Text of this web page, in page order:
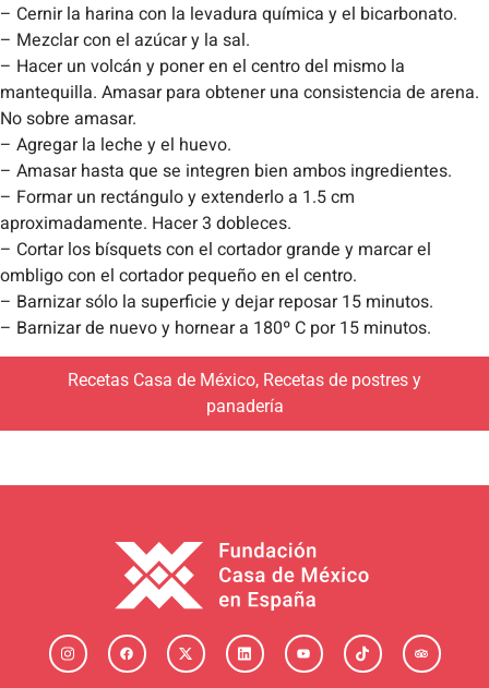
– Cernir la harina con la levadura química y el bicarbonato.
– Mezclar con el azúcar y la sal.
– Hacer un volcán y poner en el centro del mismo la
mantequilla. Amasar para obtener una consistencia de arena.
No sobre amasar.
– Agregar la leche y el huevo.
– Amasar hasta que se integren bien ambos ingredientes.
– Formar un rectángulo y extenderlo a 1.5 cm
aproximadamente. Hacer 3 dobleces.
– Cortar los bísquets con el cortador grande y marcar el
ombligo con el cortador pequeño en el centro.
– Barnizar sólo la superficie y dejar reposar 15 minutos.
– Barnizar de nuevo y hornear a 180º C por 15 minutos.
Recetas Casa de México, Recetas de postres y
panadería